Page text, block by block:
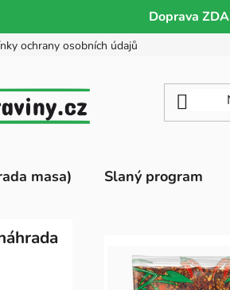
Doprava
ochrany osobních údajů
masa) Slaný program